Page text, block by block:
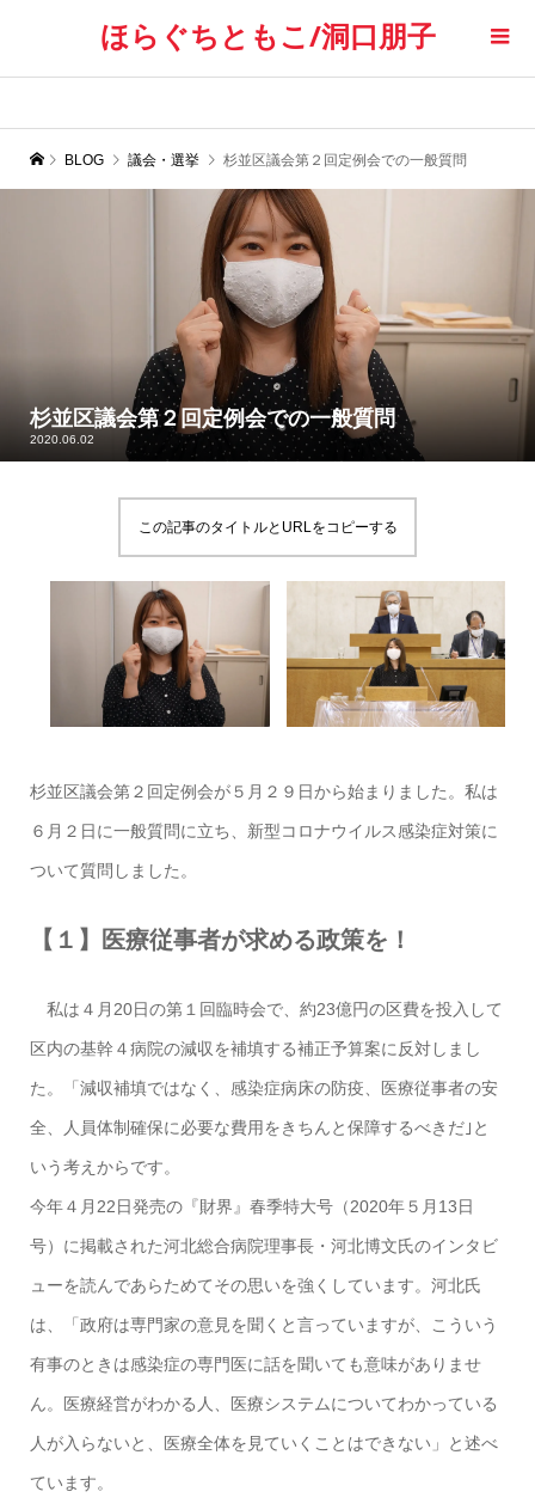
ほらぐちともこ/洞口朋子
BLOG 議会・選挙 杉並区議会第２回定例会での一般質問
杉並区議会第２回定例会での一般質問
2020.06.02
この記事のタイトルとURLをコピーする
杉並区議会第２回定例会が５月２９日から始まりました。私は
６月２日に一般質問に立ち、新型コロナウイルス感染症対策に
ついて質問しました。
【１】医療従事者が求める政策を！
私は４月20日の第１回臨時会で、約23億円の区費を投入して
区内の基幹４病院の減収を補填する補正予算案に反対しまし
た。「減収補填ではなく、感染症病床の防疫、医療従事者の安
全、人員体制確保に必要な費用をきちんと保障するべきだ｣と
いう考えからです。
今年４月22日発売の『財界』春季特大号（2020年５月13日
号）に掲載された河北総合病院理事長・河北博文氏のインタビ
ューを読んであらためてその思いを強くしています。河北氏
は、「政府は専門家の意見を聞くと言っていますが、こういう
有事のときは感染症の専門医に話を聞いても意味がありませ
ん。医療経営がわかる人、医療システムについてわかっている
人が入らないと、医療全体を見ていくことはできない」と述べ
ています。